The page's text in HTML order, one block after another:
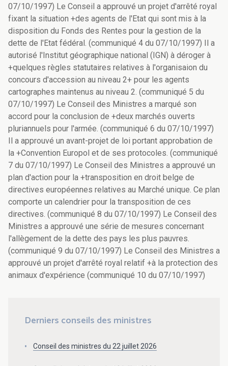
07/10/1997) Le Conseil a approuvé un projet d'arrêté royal
fixant la situation +des agents de l'Etat qui sont mis à la
disposition du Fonds des Rentes pour la gestion de la
dette de l'Etat fédéral. (communiqué 4 du 07/10/1997) Il a
autorisé l'Institut géographique national (IGN) à déroger à
+quelques règles statutaires relatives à l'organisaion du
concours d'accession au niveau 2+ pour les agents
cartographes maintenus au niveau 2. (communiqué 5 du
07/10/1997) Le Conseil des Ministres a marqué son
accord pour la conclusion de +deux marchés ouverts
pluriannuels pour l'armée. (communiqué 6 du 07/10/1997)
Il a approuvé un avant-projet de loi portant approbation de
la +Convention Europol et de ses protocoles. (communiqué
7 du 07/10/1997) Le Conseil des Ministres a approuvé un
plan d'action pour la +transposition en droit belge de
directives européennes relatives au Marché unique. Ce plan
comporte un calendrier pour la transposition de ces
directives. (communiqué 8 du 07/10/1997) Le Conseil des
Ministres a approuvé une série de mesures concernant
l'allègement de la dette des pays les plus pauvres.
(communiqué 9 du 07/10/1997) Le Conseil des Ministres a
approuvé un projet d'arrêté royal relatif +à la protection des
animaux d'expérience (communiqué 10 du 07/10/1997)
Derniers conseils des ministres
Conseil des ministres du 22 juillet 2026